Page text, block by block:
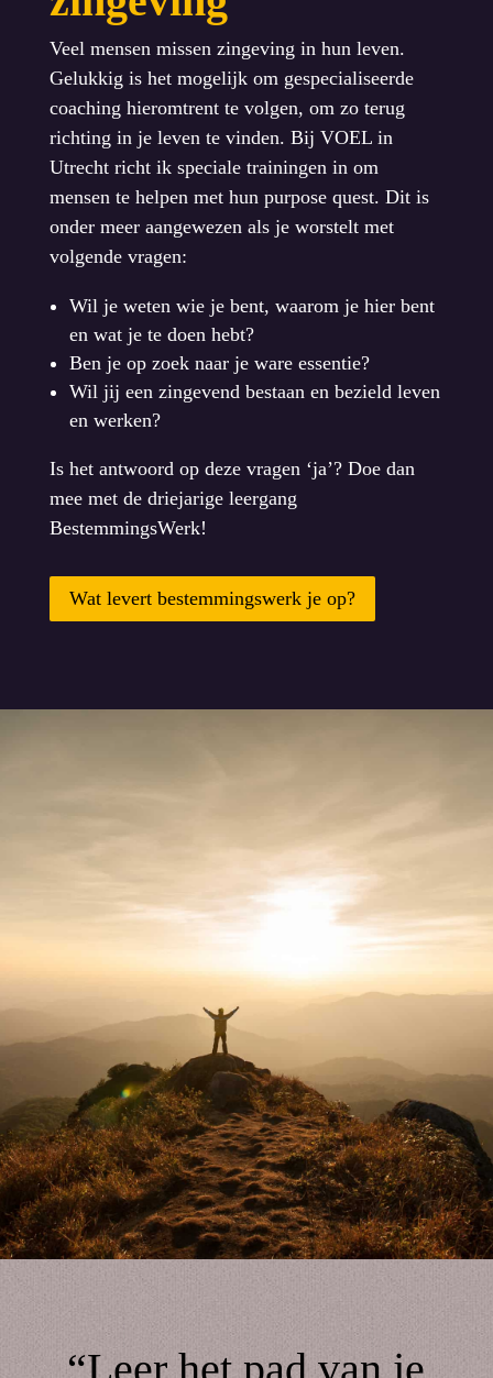
Veel mensen missen zingeving in hun leven.
Gelukkig is het mogelijk om gespecialiseerde
coaching hieromtrent te volgen, om zo terug
richting in je leven te vinden. Bij VOEL in
Utrecht richt ik speciale trainingen in om
mensen te helpen met hun purpose quest. Dit is
onder meer aangewezen als je worstelt met
volgende vragen:
Wil je weten wie je bent, waarom je hier bent
en wat je te doen hebt?
Ben je op zoek naar je ware essentie?
Wil jij een zingevend bestaan en bezield leven
en werken?
Is het antwoord op deze vragen ‘ja’? Doe dan
mee met de driejarige leergang
BestemmingsWerk!
Wat levert bestemmingswerk je op?